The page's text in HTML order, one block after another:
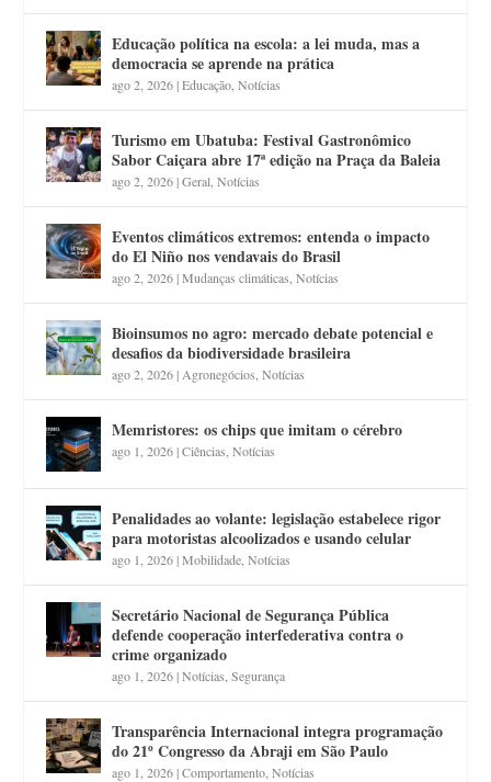
Educação política na escola: a lei muda, mas a
democracia se aprende na prática
ago 2, 2026|Educação ,Notícias
Turismo em Ubatuba: Festival Gastronômico
Sabor Caiçara abre 17ª edição na Praça da Baleia
ago 2, 2026|Geral ,Notícias
Eventos climáticos extremos: entenda o impacto
do El Niño nos vendavais do Brasil
ago 2, 2026|Mudanças climáticas ,Notícias
Bioinsumos no agro: mercado debate potencial e
desafios da biodiversidade brasileira
ago 2, 2026| Agronegócios ,Notícias
Memristores: os chips que imitam o cérebro
ago 1, 2026|Ciências ,Notícias
Penalidades ao volante: legislação estabelece rigor
para motoristas alcoolizados e usando celular
ago 1, 2026|Mobilidade ,Notícias
Secretário Nacional de Segurança Pública
defende cooperação interfederativa contra o
crime organizado
ago 1, 2026|Notícias ,Segurança
Transparência Internacional integra programação
do 21º Congresso da Abraji em São Paulo
ago 1, 2026|Comportamento ,Notícias